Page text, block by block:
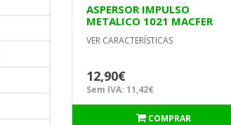
ASPERSOR IMPULSO
METALICO 1021 MACFER
VER CARACTERÍSTICAS
12,90€
Sem IVA: 11,42€
COMPRAR